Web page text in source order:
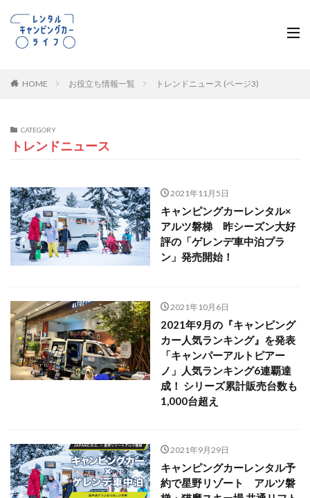
HOME お役立ち情報一覧 トレンドニュース (ページ3)
CATEGORY
トレンドニュース
2021年11月5日
キャンピングカーレンタル×
アルツ磐梯 昨シーズン大好
評の「ゲレンデ車中泊プラ
ン」発売開始！
2021年10月6日
2021年9月の『キャンピング
カー人気ランキング』を発表
「キャンパーアルトピアー
ノ」人気ランキング6連覇達
成！ シリーズ累計販売台数も
1,000台超え
2021年9月29日
キャンピングカーレンタル予
約で星野リゾート アルツ磐